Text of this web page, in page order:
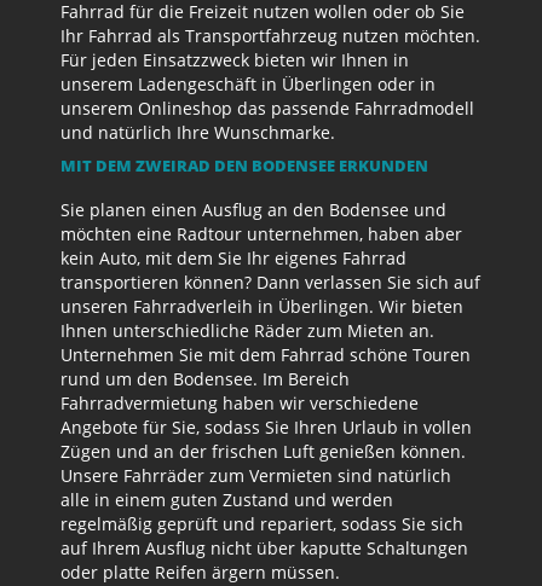
Fahrrad für die Freizeit nutzen wollen oder ob Sie
Ihr Fahrrad als Transportfahrzeug nutzen möchten.
Für jeden Einsatzzweck bieten wir Ihnen in
unserem Ladengeschäft in Überlingen oder in
unserem Onlineshop das passende Fahrradmodell
und natürlich Ihre Wunschmarke.
MIT DEM ZWEIRAD DEN BODENSEE ERKUNDEN
Sie planen einen Ausflug an den Bodensee und
möchten eine Radtour unternehmen, haben aber
kein Auto, mit dem Sie Ihr eigenes Fahrrad
transportieren können? Dann verlassen Sie sich auf
unseren Fahrradverleih in Überlingen. Wir bieten
Ihnen unterschiedliche Räder zum Mieten an.
Unternehmen Sie mit dem Fahrrad schöne Touren
rund um den Bodensee. Im Bereich
Fahrradvermietung haben wir verschiedene
Angebote für Sie, sodass Sie Ihren Urlaub in vollen
Zügen und an der frischen Luft genießen können.
Unsere Fahrräder zum Vermieten sind natürlich
alle in einem guten Zustand und werden
regelmäßig geprüft und repariert, sodass Sie sich
auf Ihrem Ausflug nicht über kaputte Schaltungen
oder platte Reifen ärgern müssen.